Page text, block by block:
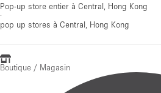
Pop-up store entier à Central, Hong Kong
·
pop up stores à Central, Hong Kong
Boutique / Magasin